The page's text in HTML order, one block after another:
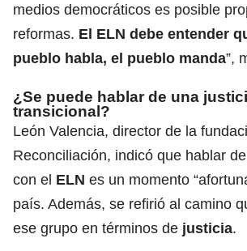
medios democráticos es posible
reformas. El ELN debe entender
pueblo habla, el pueblo manda”,
¿Se puede hablar de una
transicional?
León Valencia, director de la
Reconciliación, indicó que hablar
con el ELN es un momento
país. Además, se refirió al camino
ese grupo en términos de justicia.